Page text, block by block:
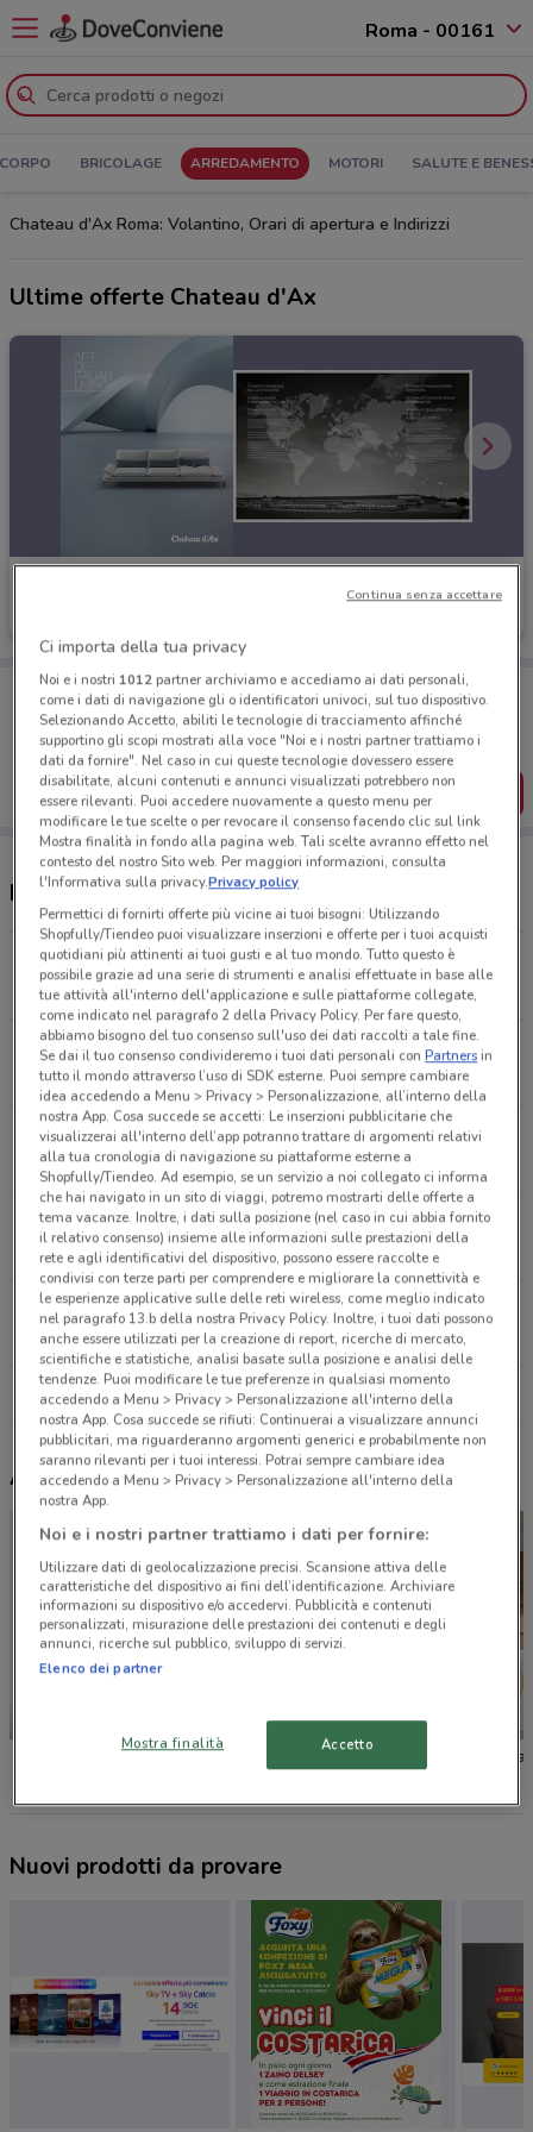
Roma - 00161
BRICOLAGE ARREDAMENTO MOTORI SALUTE E
Chateau d'Ax Roma: Volantino, Orari di apertura e Indirizzi
Ultime offerte Chateau d'Ax
Porta DoveConviene sempre con te!
Puoi trovare le migliori offerte dei negozi vicino a te,
salvarle e creare la tua lista del risparmio, comodamente
dal tuo cellulare.
SCARICA L’APP
Negozi Chateau d'Ax a Roma
Via Tiburtina, 512 Roma
2.3 km
P.Za Gondar, 20/21 - Viale Libia Roma
2.4 km
Via Tuscolana, 672-674 Roma
5.5 km
Viale Gregorio Vii, 252-260 Roma
6.3 km
Via C. Colombo, 440/A Roma
7.1 km
Tutti i negozi Chateau d'Ax
Altri volantini nelle vicinanze
Nuovi prodotti da provare
Ci importa della tua privacy
Noi e i nostri 1012partner archiviamo e accediamo ai dati personali,
come i dati di navigazione gli o identificatori univoci, sul tuo dispositivo.
Selezionando Accetto, abiliti le tecnologie di tracciamento affinché
supportino gli scopi mostrati alla voce "Noi e i nostri partner trattiamo i
dati da fornire". Nel caso in cui queste tecnologie dovessero essere
disabilitate, alcuni contenuti e annunci visualizzati potrebbero non
essere rilevanti. Puoi accedere nuovamente a questo menu per
modificare le tue scelte o per revocare il consenso facendo clic sul link
Mostra finalità in fondo alla pagina web. Tali scelte avranno effetto nel
contesto del nostro Sito web. Per maggiori informazioni, consulta
l'Informativa sulla privacy.Privacy policy
Permettici di fornirti offerte più vicine ai tuoi bisogni: Utilizzando
Shopfully/Tiendeo puoi visualizzare inserzioni e offerte per i tuoi acquisti
quotidiani più attinenti ai tuoi gusti e al tuo mondo. Tutto questo è
possibile grazie ad una serie di strumenti e analisi effettuate in base alle
tue attività all'interno dell'applicazione e sulle piattaforme collegate,
come indicato nel paragrafo 2 della Privacy Policy. Per fare questo,
abbiamo bisogno del tuo consenso sull'uso dei dati raccolti a tale fine.
Se dai il tuo consenso condivideremo i tuoi dati personali conPartnersin
tutto il mondo attraverso l’uso di SDK esterne. Puoi sempre cambiare
idea accedendo a Menu > Privacy > Personalizzazione, all’interno della
nostra App. Cosa succede se accetti: Le inserzioni pubblicitarie che
visualizzerai all'interno dell’app potranno trattare di argomenti relativi
alla tua cronologia di navigazione su piattaforme esterne a
Shopfully/Tiendeo. Ad esempio, se un servizio a noi collegato ci informa
che hai navigato in un sito di viaggi, potremo mostrarti delle offerte a
tema vacanze. Inoltre, i dati sulla posizione (nel caso in cui abbia fornito
il relativo consenso) insieme alle informazioni sulle prestazioni della
rete e agli identificativi del dispositivo, possono essere raccolte e
condivisi con terze parti per comprendere e migliorare la connettività e
le esperienze applicative sulle delle reti wireless, come meglio indicato
nel paragrafo 13.b della nostra Privacy Policy. Inoltre, i tuoi dati possono
anche essere utilizzati per la creazione di report, ricerche di mercato,
scientifiche e statistiche, analisi basate sulla posizione e analisi delle
tendenze. Puoi modificare le tue preferenze in qualsiasi momento
accedendo a Menu > Privacy > Personalizzazione all'interno della
nostra App. Cosa succede se rifiuti: Continuerai a visualizzare annunci
pubblicitari, ma riguarderanno argomenti generici e probabilmente non
saranno rilevanti per i tuoi interessi. Potrai sempre cambiare idea
accedendo a Menu > Privacy > Personalizzazione all'interno della
nostra App.
Noi e i nostri partner trattiamo i dati per fornire:
Utilizzare dati di geolocalizzazione precisi. Scansione attiva delle
caratteristiche del dispositivo ai fini dell’identificazione. Archiviare
informazioni su dispositivo e/o accedervi. Pubblicità e contenuti
personalizzati, misurazione delle prestazioni dei contenuti e degli
annunci, ricerche sul pubblico, sviluppo di servizi.
Elenco dei partner
Mostra finalità Accetto
Continua senza accettare